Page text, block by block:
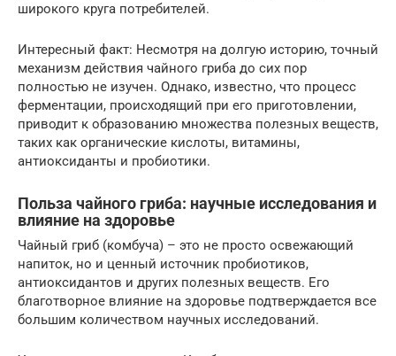
широкого круга потребителей.
Интересный факт: Несмотря на долгую историю, точный
механизм действия чайного гриба до сих пор
полностью не изучен. Однако, известно, что процесс
ферментации, происходящий при его приготовлении,
приводит к образованию множества полезных веществ,
таких как органические кислоты, витамины,
антиоксиданты и пробиотики.
Польза чайного гриба: научные исследования и
влияние на здоровье
Чайный гриб (комбуча) – это не просто освежающий
напиток, но и ценный источник пробиотиков,
антиоксидантов и других полезных веществ. Его
благотворное влияние на здоровье подтверждается все
большим количеством научных исследований.